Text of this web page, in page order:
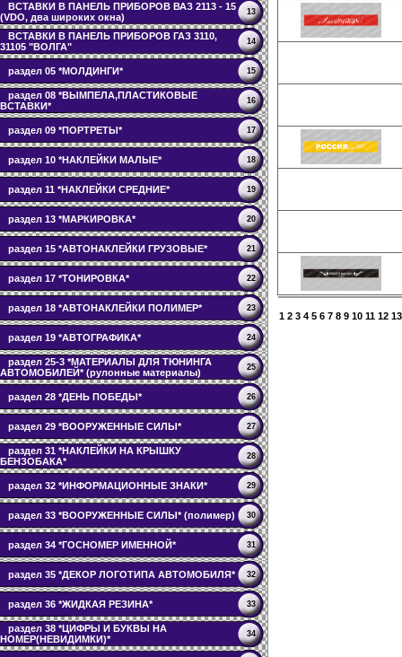
ВСТАВКИ В ПАНЕЛЬ ПРИБОРОВ ВАЗ 2113 - 15
(VDO, два широких окна)
13
ВСТАВКИ В ПАНЕЛЬ ПРИБОРОВ ГАЗ 3110,
31105 "ВОЛГА"
14
раздел 05 *МОЛДИНГИ* 15
раздел 08 *ВЫМПЕЛА,ПЛАСТИКОВЫЕ
ВСТАВКИ*
16
раздел 09 *ПОРТРЕТЫ* 17
раздел 10 *НАКЛЕЙКИ МАЛЫЕ* 18
раздел 11 *НАКЛЕЙКИ СРЕДНИЕ* 19
раздел 13 *МАРКИРОВКА* 20
раздел 15 *АВТОНАКЛЕЙКИ ГРУЗОВЫЕ* 21
раздел 17 *ТОНИРОВКА* 22
раздел 18 *АВТОНАКЛЕЙКИ ПОЛИМЕР* 23
раздел 19 *АВТОГРАФИКА* 24
раздел 25-3 *МАТЕРИАЛЫ ДЛЯ ТЮНИНГА
АВТОМОБИЛЕЙ* (рулонные материалы)
25
раздел 28 *ДЕНЬ ПОБЕДЫ* 26
раздел 29 *ВООРУЖЕННЫЕ СИЛЫ* 27
раздел 31 *НАКЛЕЙКИ НА КРЫШКУ
БЕНЗОБАКА*
28
раздел 32 *ИНФОРМАЦИОННЫЕ ЗНАКИ* 29
раздел 33 *ВООРУЖЕННЫЕ СИЛЫ* (полимер) 30
раздел 34 *ГОСНОМЕР ИМЕННОЙ* 31
раздел 35 *ДЕКОР ЛОГОТИПА АВТОМОБИЛЯ* 32
раздел 36 *ЖИДКАЯ РЕЗИНА* 33
раздел 38 *ЦИФРЫ И БУКВЫ НА
НОМЕР(НЕВИДИМКИ)*
34
1 2 3 4 5 6 7 8 9 10 11 12 13